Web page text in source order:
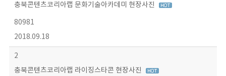
충북콘텐츠코리아랩 문화기술아카데미 현장사진
80981
2018.09.18
2
충북콘텐츠코리아랩 라이징스타콘 현장사진